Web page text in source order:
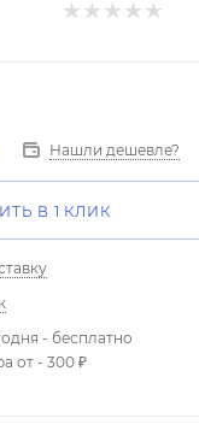
Нашли дешевле?
В 1 КЛИК
- бесплатно
от - 300 ₽